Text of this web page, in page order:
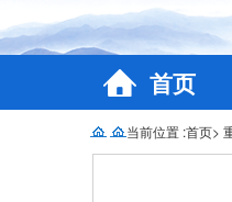
首页
当前位置 :首页>